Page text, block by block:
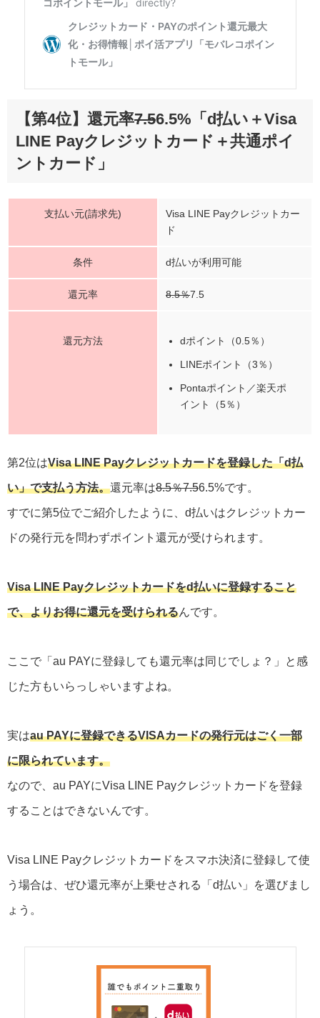
【第4位】還元率7.56.5%「d払い＋Visa
LINE Payクレジットカード＋共通ポイ
ントカード」
支払い元(請求先)
Visa LINE Payクレジットカー
ド
条件 d払いが利用可能
還元率 8.5％7.5
還元方法 dポイント（0.5％）
LINEポイント（3％）
Pontaポイント／楽天ポ
イント（5％）
第2位はVisa LINE Payクレジットカードを登録した「d払
い」で支払う方法。還元率は8.5％7.56.5%です。
すでに第5位でご紹介したように、d払いはクレジットカー
ドの発行元を問わずポイント還元が受けられます。
Visa LINE Payクレジットカードをd払いに登録すること
で、よりお得に還元を受けられるんです。
ここで「au PAYに登録しても還元率は同じでしょ？」と感
じた方もいらっしゃいますよね。
実はau PAYに登録できるVISAカードの発行元はごく一部
に限られています。
なので、au PAYにVisa LINE Payクレジットカードを登録
することはできないんです。
Visa LINE Payクレジットカードをスマホ決済に登録して使
う場合は、ぜひ還元率が上乗せされる「d払い」を選びまし
ょう。